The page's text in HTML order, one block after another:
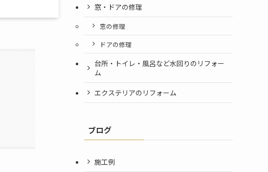
窓・ドアの修理
窓の修理
ドアの修理
台所・トイレ・風呂など水回りのリフォー
ム
エクステリアのリフォーム
ブログ
施工例